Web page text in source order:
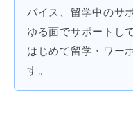
バイス、留学中のサ
ゆる面でサポートし
はじめて留学・ワー
す。